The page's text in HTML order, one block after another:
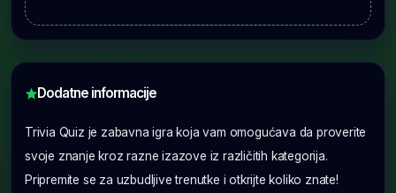
Dodatne informacije
Trivia Quiz je zabavna igra koja vam omogućava da proverite
svoje znanje kroz razne izazove iz različitih kategorija.
Pripremite se za uzbudljive trenutke i otkrijte koliko znate!